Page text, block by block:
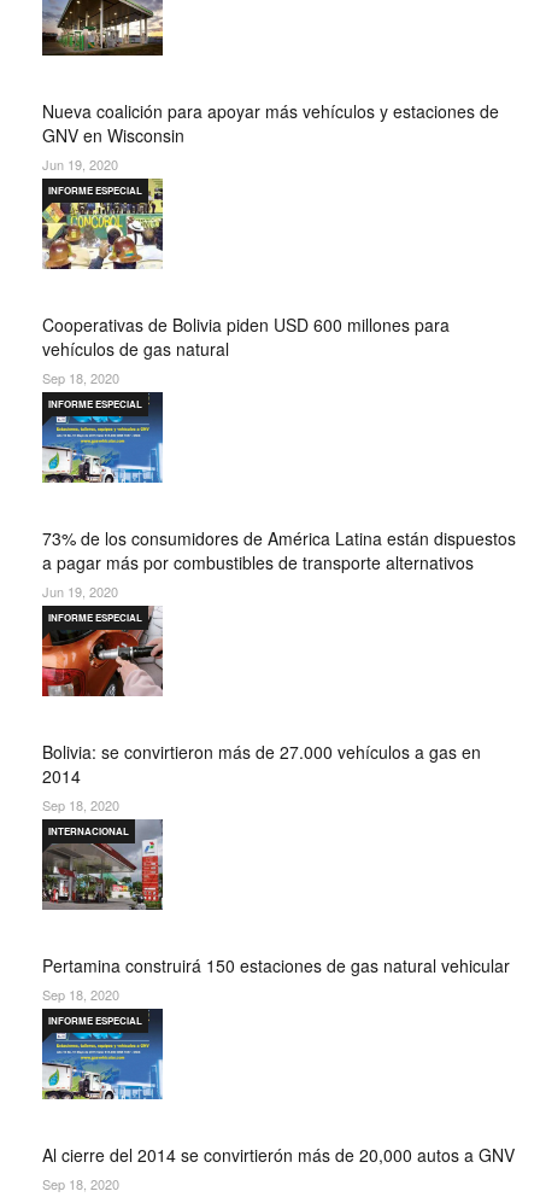
Nueva coalición para apoyar más vehículos y estaciones de
GNV en Wisconsin
Jun 19, 2020
Cooperativas de Bolivia piden USD 600 millones para
vehículos de gas natural
INFORME ESPECIAL
Sep 18, 2020
73% de los consumidores de América Latina están dispuestos
a pagar más por combustibles de transporte alternativos
INFORME ESPECIAL
Jun 19, 2020
Bolivia: se convirtieron más de 27.000 vehículos a gas en
2014
INFORME ESPECIAL
Sep 18, 2020
Pertamina construirá 150 estaciones de gas natural vehicular
INTERNACIONAL
Sep 18, 2020
Al cierre del 2014 se convirtierón más de 20,000 autos a GNV
INFORME ESPECIAL
Sep 18, 2020